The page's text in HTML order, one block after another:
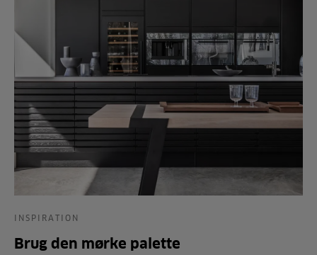
INSPIRATION
Brug den mørke palette